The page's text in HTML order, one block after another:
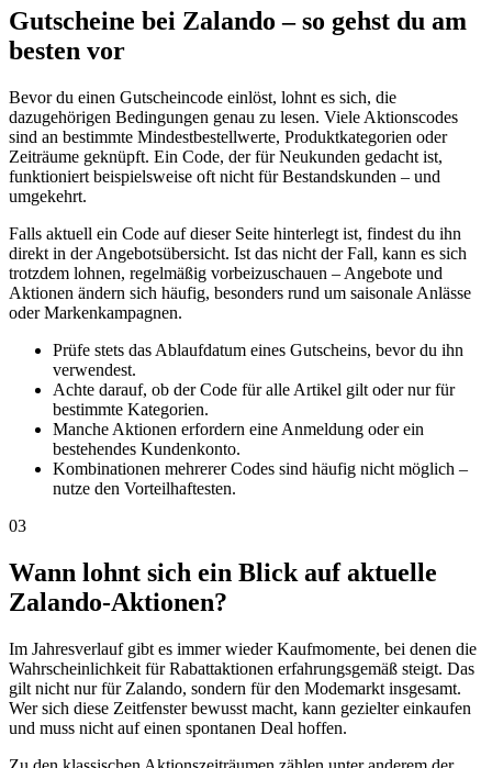
Gutscheine bei Zalando – so gehst du am
besten vor
Bevor du einen Gutscheincode einlöst, lohnt es sich, die
dazugehörigen Bedingungen genau zu lesen. Viele Aktionscodes
sind an bestimmte Mindestbestellwerte, Produktkategorien oder
Zeiträume geknüpft. Ein Code, der für Neukunden gedacht ist,
funktioniert beispielsweise oft nicht für Bestandskunden – und
umgekehrt.
Falls aktuell ein Code auf dieser Seite hinterlegt ist, findest du ihn
direkt in der Angebotsübersicht. Ist das nicht der Fall, kann es sich
trotzdem lohnen, regelmäßig vorbeizuschauen – Angebote und
Aktionen ändern sich häufig, besonders rund um saisonale Anlässe
oder Markenkampagnen.
Prüfe stets das Ablaufdatum eines Gutscheins, bevor du ihn
verwendest.
Achte darauf, ob der Code für alle Artikel gilt oder nur für
bestimmte Kategorien.
Manche Aktionen erfordern eine Anmeldung oder ein
bestehendes Kundenkonto.
Kombinationen mehrerer Codes sind häufig nicht möglich –
nutze den Vorteilhaftesten.
03
Wann lohnt sich ein Blick auf aktuelle
Zalando-Aktionen?
Im Jahresverlauf gibt es immer wieder Kaufmomente, bei denen die
Wahrscheinlichkeit für Rabattaktionen erfahrungsgemäß steigt. Das
gilt nicht nur für Zalando, sondern für den Modemarkt insgesamt.
Wer sich diese Zeitfenster bewusst macht, kann gezielter einkaufen
und muss nicht auf einen spontanen Deal hoffen.